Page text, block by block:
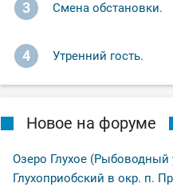
насладился,рыбу
Ну а вам Друзья желаю
С уважением Шнивовод!🤝
3 Смена обстановки.
4 Утренний гость.
Новое на форуме
Озеро Глухое (Рыбоводный
Глухоприобский в окр. п.